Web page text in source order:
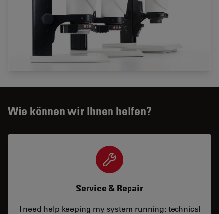
Wie können wir Ihnen helfen?
Service & Repair
I need help keeping my system running: technical